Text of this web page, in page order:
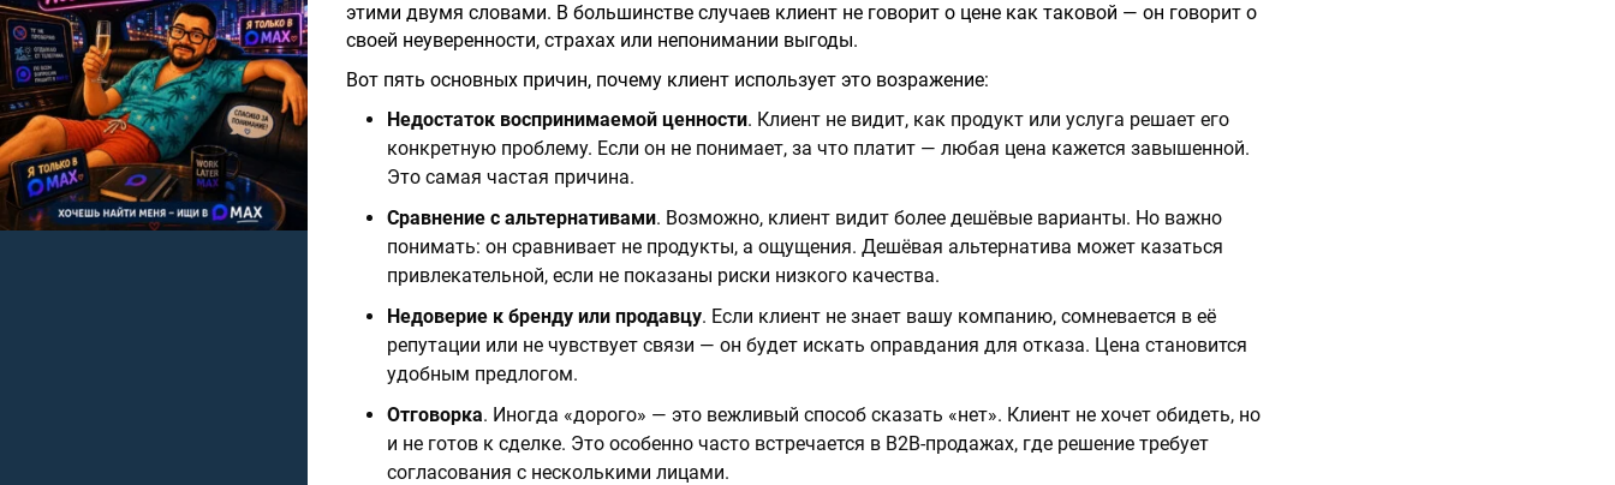
этими двумя словами. В большинстве случаев клиент не говорит о цене как таковой — он говорит о
своей неуверенности, страхах или непонимании выгоды.
Вот пять основных причин, почему клиент использует это возражение:
Недостаток воспринимаемой ценности. Клиент не видит, как продукт или услуга решает его
конкретную проблему. Если он не понимает, за что платит — любая цена кажется завышенной.
Это самая частая причина.
Сравнение с альтернативами. Возможно, клиент видит более дешёвые варианты. Но важно
понимать: он сравнивает не продукты, а ощущения. Дешёвая альтернатива может казаться
привлекательной, если не показаны риски низкого качества.
Недоверие к бренду или продавцу. Если клиент не знает вашу компанию, сомневается в её
репутации или не чувствует связи — он будет искать оправдания для отказа. Цена становится
удобным предлогом.
Отговорка. Иногда «дорого» — это вежливый способ сказать «нет». Клиент не хочет обидеть, но
и не готов к сделке. Это особенно часто встречается в B2B-продажах, где решение требует
согласования с несколькими лицами.